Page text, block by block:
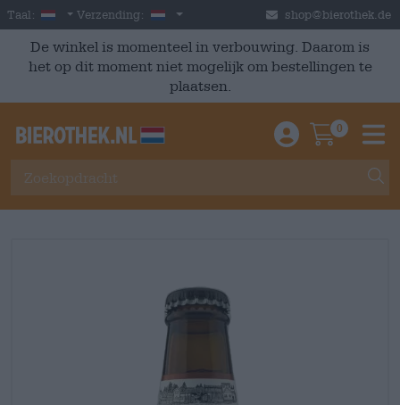
Skip to main content
Taal: Dutch
Verzending: Nederland shop@bierothek.de
De winkel is momenteel in verbouwing. Daarom is
het op dit moment niet mogelijk om bestellingen te
plaatsen.
Einloggen /
0